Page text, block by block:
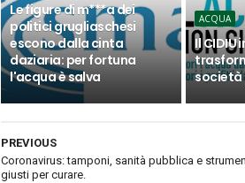
Le figure di m***a dei
politici grugliaschesi
escono dalla cinta
daziaria: per fortuna
l'acqua è salva
ACQUA
Il CIDIU
società
PREVIOUS
Coronavirus: tamponi, sanità pubblica e
giusti per curare.